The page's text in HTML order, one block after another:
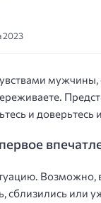
2023
и доверьтесь
Возможно,
сблизились или